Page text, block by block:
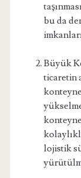
bu da
Büyük
ticaretin
lojistik